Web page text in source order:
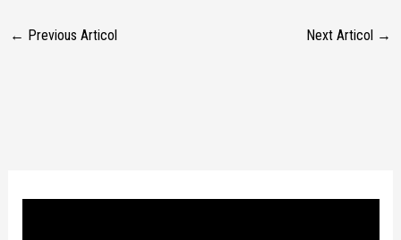
← Previous Articol Next Articol →